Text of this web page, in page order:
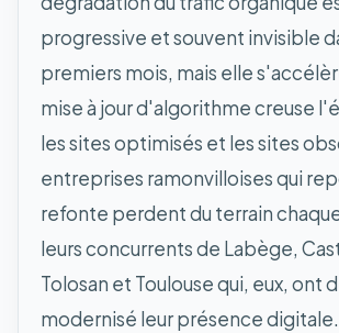
progressive et souvent invisible
premiers mois, mais elle
mise à jour d'algorithme creuse
les sites optimisés et les sites
entreprises ramonvilloises qui
refonte perdent du terrain
leurs concurrents de Labège,
Tolosan et Toulouse qui, eux, ont
modernisé leur présence digitale.